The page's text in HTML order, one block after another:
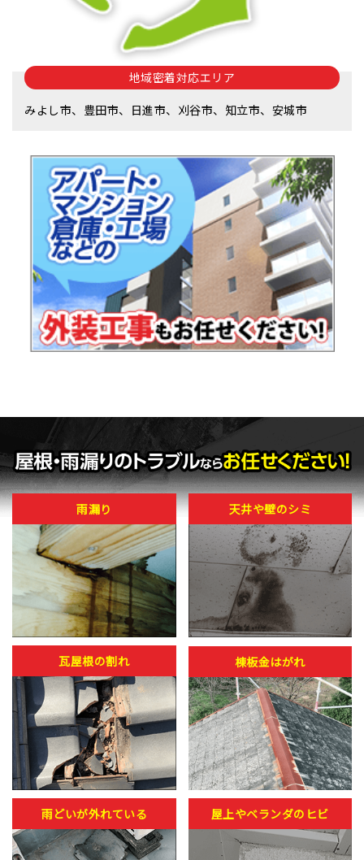
地域密着対応エリア
みよし市、豊田市、日進市、刈谷市、知立市、安城市
雨漏り 天井や壁のシミ
瓦屋根の割れ 棟板金はがれ
雨どいが外れている 屋上やベランダのヒビ